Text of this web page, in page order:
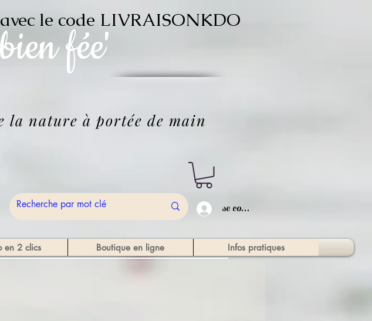
bien fée'
le code LIVRAISONKDO
la nature à portée de main
se connecter
en 2 clics Boutique en ligne Infos pratiques